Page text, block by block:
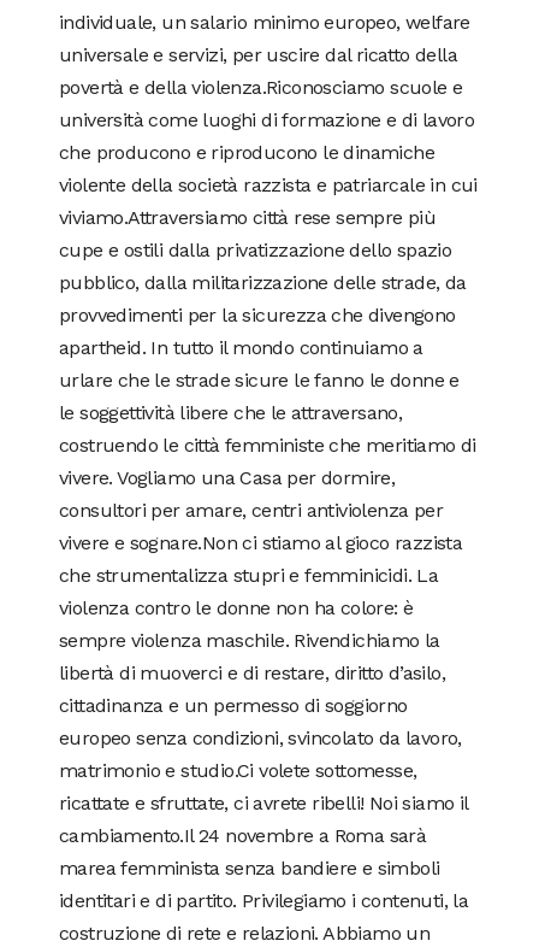
individuale, un salario minimo europeo, welfare
universale e servizi, per uscire dal ricatto della
povertà e della violenza.Riconosciamo scuole e
università come luoghi di formazione e di lavoro
che producono e riproducono le dinamiche
violente della società razzista e patriarcale in cui
viviamo.Attraversiamo città rese sempre più
cupe e ostili dalla privatizzazione dello spazio
pubblico, dalla militarizzazione delle strade, da
provvedimenti per la sicurezza che divengono
apartheid. In tutto il mondo continuiamo a
urlare che le strade sicure le fanno le donne e
le soggettività libere che le attraversano,
costruendo le città femministe che meritiamo di
vivere. Vogliamo una Casa per dormire,
consultori per amare, centri antiviolenza per
vivere e sognare.Non ci stiamo al gioco razzista
che strumentalizza stupri e femminicidi. La
violenza contro le donne non ha colore: è
sempre violenza maschile. Rivendichiamo la
libertà di muoverci e di restare, diritto d’asilo,
cittadinanza e un permesso di soggiorno
europeo senza condizioni, svincolato da lavoro,
matrimonio e studio.Ci volete sottomesse,
ricattate e sfruttate, ci avrete ribelli! Noi siamo il
cambiamento.Il 24 novembre a Roma sarà
marea femminista senza bandiere e simboli
identitari e di partito. Privilegiamo i contenuti, la
costruzione di rete e relazioni. Abbiamo un